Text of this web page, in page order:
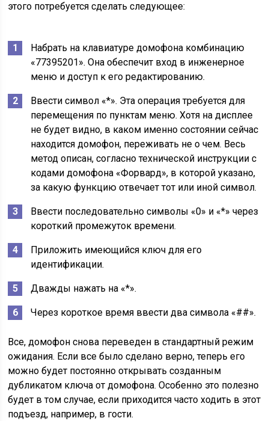
этого потребуется сделать следующее:
Набрать на клавиатуре домофона комбинацию
«77395201». Она обеспечит вход в инженерное
меню и доступ к его редактированию.
Ввести символ «*». Эта операция требуется для
перемещения по пунктам меню. Хотя на дисплее
не будет видно, в каком именно состоянии сейчас
находится домофон, переживать не о чем. Весь
метод описан, согласно технической инструкции с
кодами домофона «Форвард», в которой указано,
за какую функцию отвечает тот или иной символ.
Ввести последовательно символы «0» и «*» через
короткий промежуток времени.
Приложить имеющийся ключ для его
идентификации.
Дважды нажать на «*».
Через короткое время ввести два символа «##».
Все, домофон снова переведен в стандартный режим
ожидания. Если все было сделано верно, теперь его
можно будет постоянно открывать созданным
дубликатом ключа от домофона. Особенно это полезно
будет в том случае, если приходится часто ходить в этот
подъезд, например, в гости.